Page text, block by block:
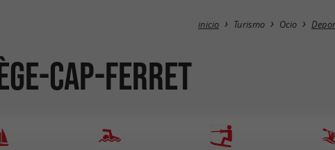
inicio Turismo Ocio
Cap-Ferret